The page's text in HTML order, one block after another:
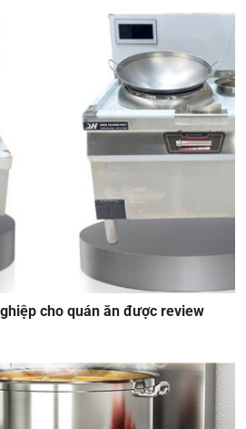
cho quán ăn được review